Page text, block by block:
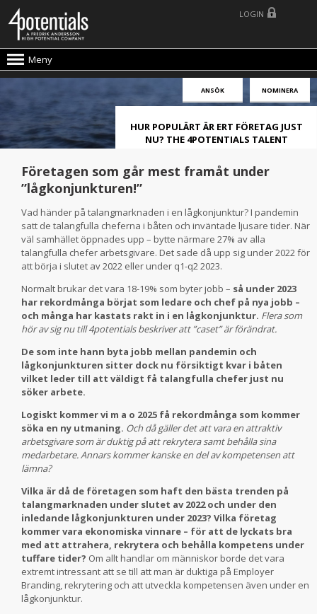
Meny
LOGIN
ANSÖK NOMINERA
HUR POPULÄRT ÄR ERT FÖRETAG JUST
NU? THE 4POTENTIALS TALENT
Företagen som går mest framåt under
”lågkonjunkturen!”
Vad händer på talangmarknaden i en lågkonjunktur? I pandemin
satt de talangfulla cheferna i båten och inväntade ljusare tider. När
väl samhället öppnades upp – bytte närmare 27% av alla
talangfulla chefer arbetsgivare. Det sade då upp sig under 2022 för
att börja i slutet av 2022 eller under q1-q2 2023.
Normalt brukar det vara 18-19% som byter jobb – så under 2023
har rekordmånga börjat som ledare och chef på nya jobb –
och många har kastats rakt in i en lågkonjunktur. Flera som
hör av sig nu till 4potentials beskriver att ”caset” är förändrat.
De som inte hann byta jobb mellan pandemin och
lågkonjunkturen sitter dock nu försiktigt kvar i båten
vilket leder till att väldigt få talangfulla chefer just nu
söker arbete.
Logiskt kommer vi m a o 2025 få rekordmånga som kommer
söka en ny utmaning. Och då gäller det att vara en attraktiv
arbetsgivare som är duktig på att rekrytera samt behålla sina
medarbetare. Annars kommer kanske en del av kompetensen att
lämna?
Vilka är då de företagen som haft den bästa trenden på
talangmarknaden under slutet av 2022 och under den
inledande lågkonjunkturen under 2023? Vilka företag
kommer vara ekonomiska vinnare – för att de lyckats bra
med att attrahera, rekrytera och behålla kompetens under
tuffare tider? Om allt handlar om människor borde det vara
extremt intressant att se till att man är duktiga på Employer
Branding, rekrytering och att utveckla kompetensen även under en
lågkonjunktur.